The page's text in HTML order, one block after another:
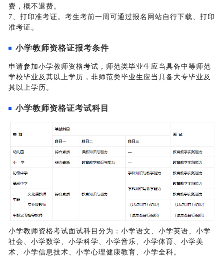
费，概不退费。
7、打印准考证。考生考前一周可通过报名网站自行下载、打印
准考证。
小学教师资格证报考条件
申请参加小学教师资格考试，师范类毕业生应当具备中等师范
学校毕业及其以上学历，非师范类毕业生应当具备大专毕业及
其以上学历。
小学教师资格证考试科目
小学教师资格考试面试科目分为：小学语文、小学英语、小学
社会、小学数学、小学科学、小学音乐、小学体育、小学美
术、小学信息技术、小学心理健康教育、小学全科。